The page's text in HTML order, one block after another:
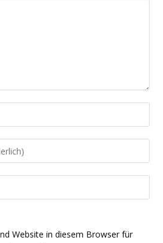
Website in diesem Browser für